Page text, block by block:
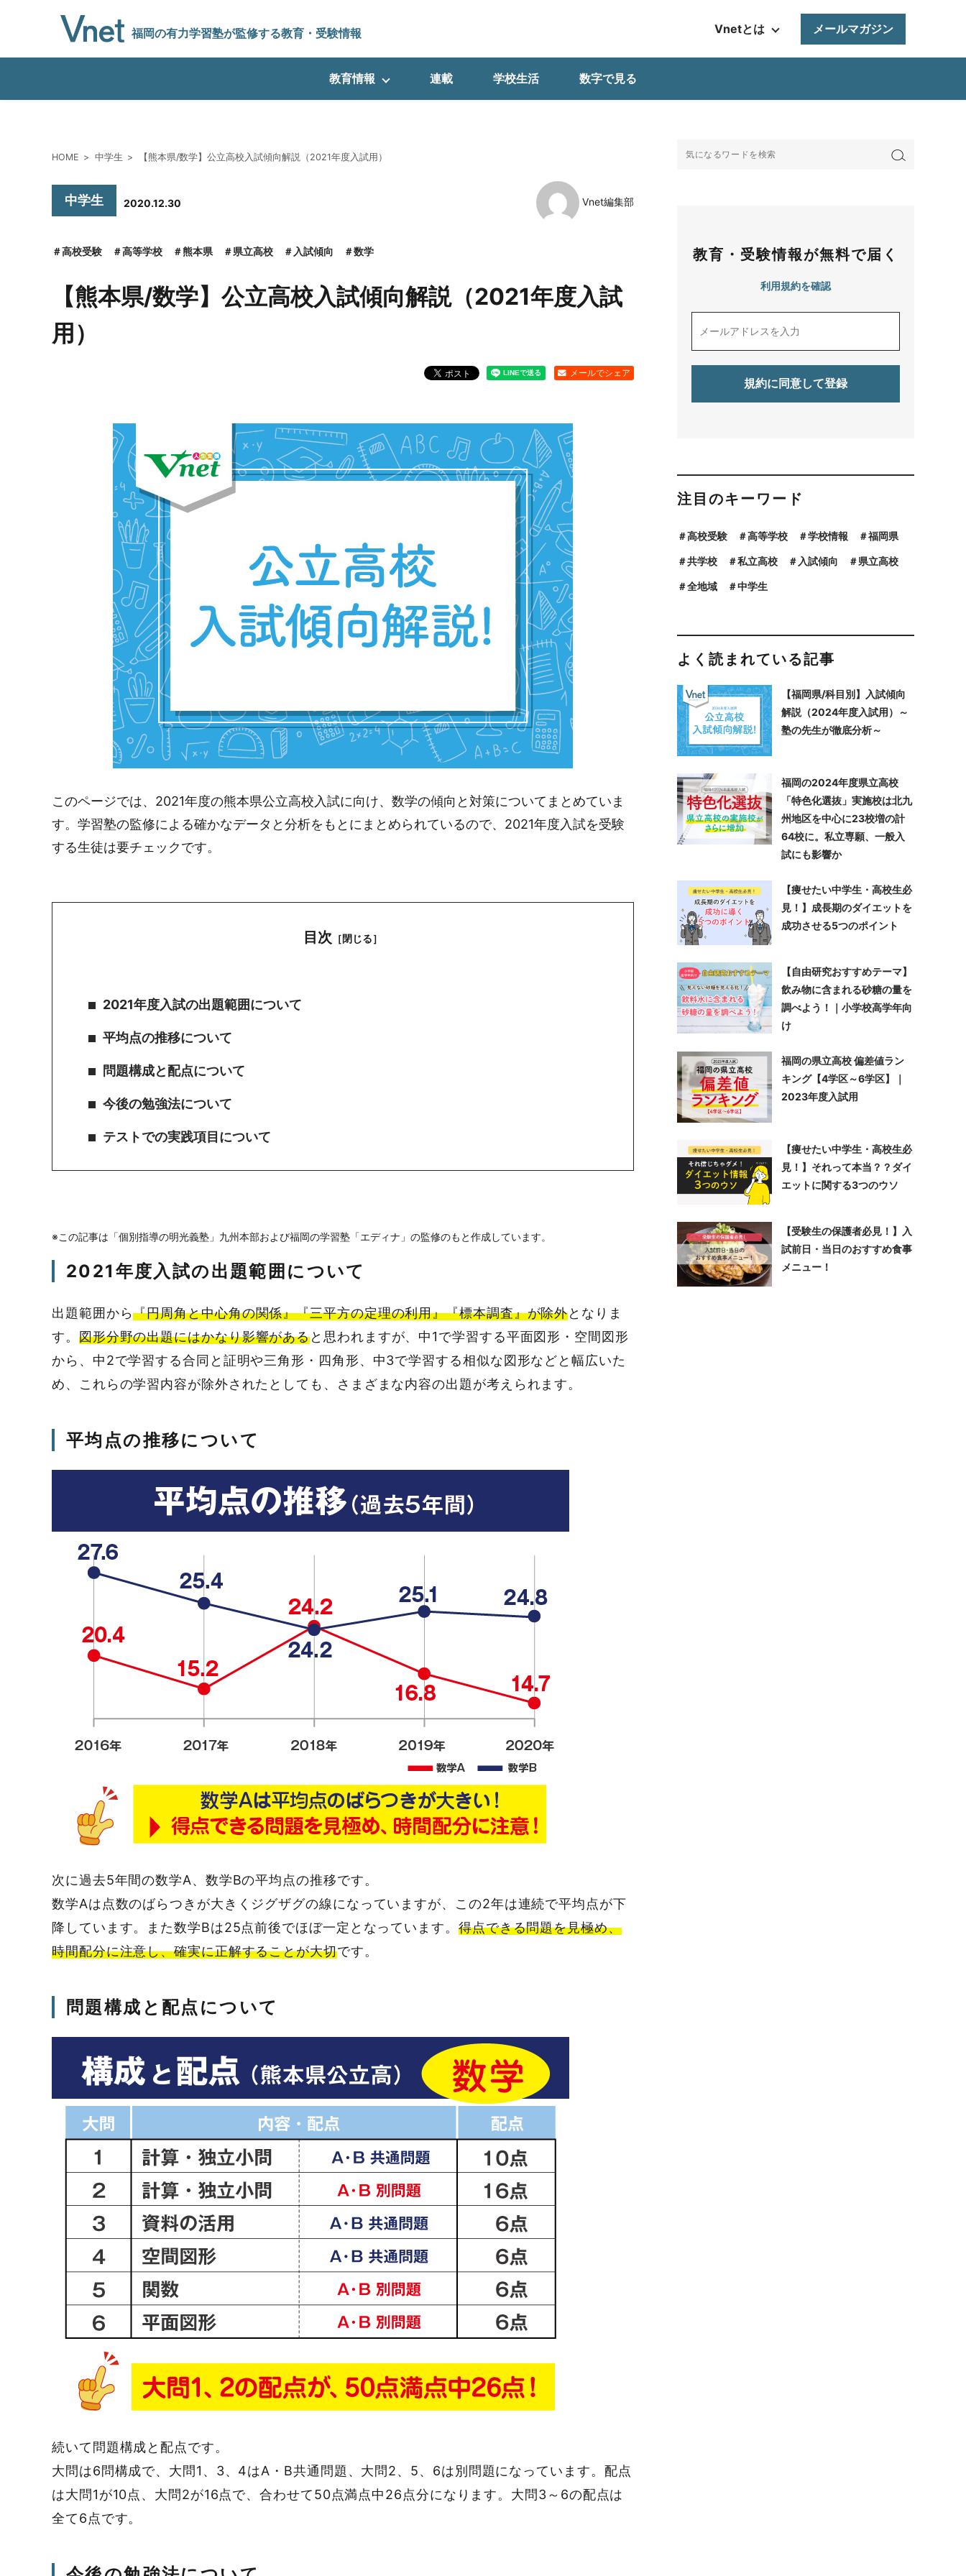
福岡の有力学習塾が監修する教育 ・受験情報 Vnetとは メールマガジン
vnetアライアンス企業
運営会社
プライバシーポリシー
教育情報 連載 学校生活 数字で見る
HOME 中学生 【熊本県/数学】公立高校入試傾向解説（2021年度入試用）
中学生 2020.12.30 Vnet編集部
高校受験 高等学校 熊本県 県立高校 入試傾向 数学
【熊本県/数学】公立高校入試傾向解説（2021年度入試
用）
メールでシェア
このページでは、2021年度の熊本県公立高校入試に向け、数学の傾向と対策についてまとめていま
す。学習塾の監修による確かなデータと分析をもとにまとめられているので、2021年度入試を受験
する生徒は要チェックです。
目次 ［閉じる］
2021年度入試の出題範囲について
平均点の推移について
問題構成と配点について
今後の勉強法について
テストでの実践項目について
※この記事は「個別指導の明光義塾」九州本部および福岡の学習塾「エディナ」の監修のもと作成しています。
2021年度入試の出題範囲について
出題範囲から『円周角と中心角の関係』『三平方の定理の利用』『標本調査』が除外となりま
す。 図形分野の出題にはかなり影響があると思われますが、中1で学習する平面図形・空間図形
から、中2で学習する合同と証明や三角形・四角形、中3で学習する相似な図形などと幅広いた
め、これらの学習内容が除外されたとしても、さまざまな内容の出題が考えられます。
平均点の推移について
次に過去5年間の数学A、数学Bの平均点の推移です。
数学Aは点数のばらつきが大きくジグザグの線になっていますが、この2年は連続で平均点が下
降しています。また数学Bは25点前後でほぼ一定となっています。 得点できる問題を見極め、
時間配分に注意し、確実に正解することが大切です。
問題構成と配点について
続いて問題構成と配点です。
大問は6問構成で、大問1、3、4はA・B共通問題、大問2、5、6は別問題になっています。配点
は大問1が10点、大問2が16点で、合わせて50点満点中26点分になります。大問3～6の配点は
全て6点です。
教育・受験情報が無料で届く
利用規約を確認
注目のキーワード
高校受験 高等学校 学校情報 福岡県
共学校 私立高校 入試傾向 県立高校
全地域 中学生
よく読まれている記事
【福岡県/科目別】入試傾向
解説（2024年度入試用）～
塾の先生が徹底分析～
福岡の2024年度県立高校
「特色化選抜」実施校は北九
州地区を中心に23校増の計
64校に。私立専願、一般入
試にも影響か
【痩せたい中学生・高校生必
見！】成長期のダイエットを
成功させる5つのポイント
【自由研究おすすめテーマ】
飲み物に含まれる砂糖の量を
調べよう！｜小学校高学年向
け
福岡の県立高校 偏差値ラン
キング【4学区～6学区】｜
2023年度入試用
【痩せたい中学生・高校生必
見！】それって本当？？ダイ
エットに関する3つのウソ
【受験生の保護者必見！】入
試前日・当日のおすすめ食事
メニュー！